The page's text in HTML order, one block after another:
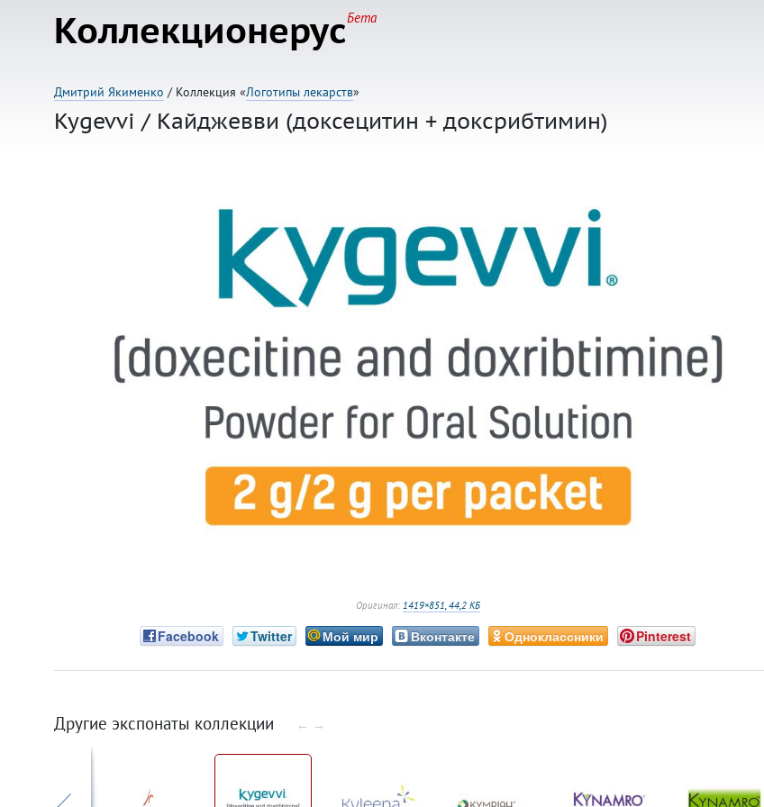
КоллекционерусБета
Дмитрий Якименко / Коллекция «Логотипы лекарств»
Kygevvi / Кайджевви (доксецитин + доксрибтимин)
Оригинал: 1419×851, 44,2 КБ
Facebook Twitter Мой мир Вконтакте Одноклассники Pinterest
Другие экспонаты коллекции ← →